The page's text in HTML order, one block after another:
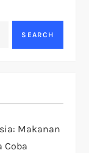
SEARCH
Makanan
Coba